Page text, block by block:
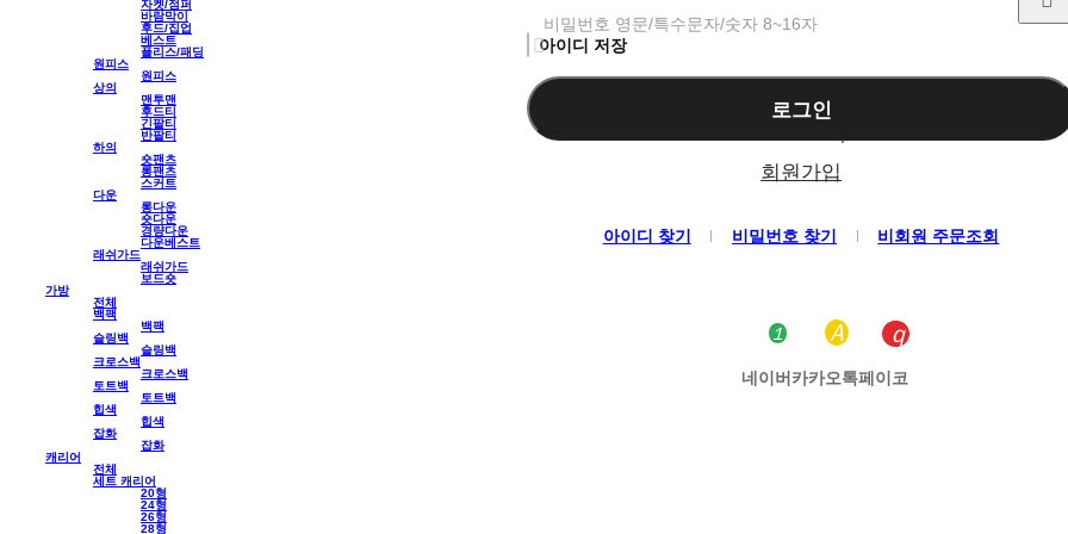
자켓/점퍼
바람막이
후드/집업
베스트
플리스/패딩
원피스
원피스
상의
맨투맨
후드티
긴팔티
반팔티
하의
숏팬츠
롱팬츠
스커트
다운
롱다운
숏다운
경량다운
다운베스트
래쉬가드
래쉬가드
보드숏
가방
전체
백팩
백팩
슬링백
슬링백
크로스백
크로스백
토트백
토트백
힙색
힙색
잡화
잡화
캐리어
전체
세트 캐리어
20형
24형
26형
28형
비밀번호 영문/특수문자/숫자 8~16자
아이디 저장
로그인
회원가입
아이디 찾기 비밀번호 찾기 비회원 주문조회
네이버 카카오톡페이코